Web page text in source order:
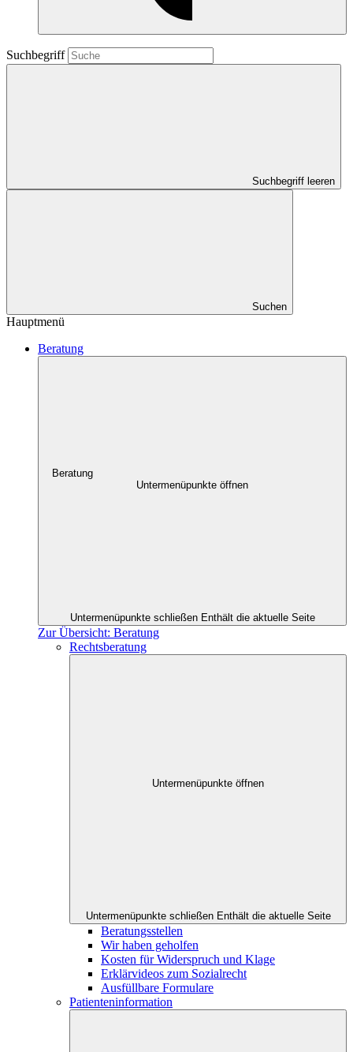
Suchbegriff
Suchbegriff leeren
Suchen
Hauptmenü
Beratung
Beratung
Untermenüpunkte öffnen
Untermenüpunkte schließen Enthält die aktuelle Seite
Zur Übersicht: Beratung
Rechtsberatung
Untermenüpunkte öffnen
Untermenüpunkte schließen Enthält die aktuelle Seite
Beratungsstellen
Wir haben geholfen
Kosten für Widerspruch und Klage
Erklärvideos zum Sozialrecht
Ausfüllbare Formulare
Patienteninformation